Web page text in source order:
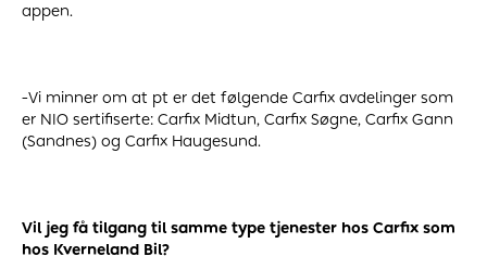
appen.
-Vi minner om at pt er det følgende Carfix avdelinger som
er NIO sertifiserte: Carfix Midtun, Carfix Søgne, Carfix Gann
(Sandnes) og Carfix Haugesund.
Vil jeg få tilgang til samme type tjenester hos Carfix som
hos Kverneland Bil?